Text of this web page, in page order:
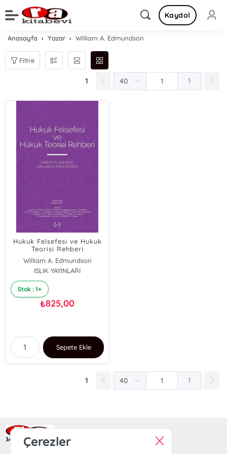
Kaydol
Anasayfa Yazar William A. Edmundson
Filtre
1 1
Hukuk Felsefesi ve Hukuk
Teorisi Rehberi
William A. Edmundson
Martin P. Golding
ISLIK YAYINLARI
Stok : 1+
₺825,00
Sepete Ekle
1 1
Ra Yayın Kitabevi
Çerezler